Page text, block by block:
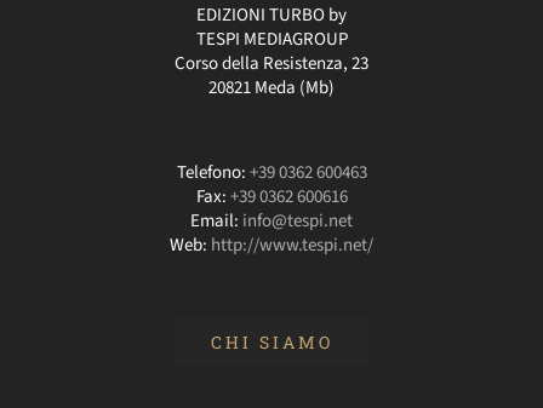
EDIZIONI TURBO by
TESPI MEDIAGROUP
Corso della Resistenza, 23
20821 Meda (Mb)
Telefono:+39 0362 600463
Fax:+39 0362 600616
Email: info@tespi.net
Web: http://www.tespi.net/
CHI SIAMO